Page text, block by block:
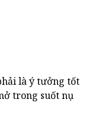
là ý tưởng tốt
trong suốt nụ